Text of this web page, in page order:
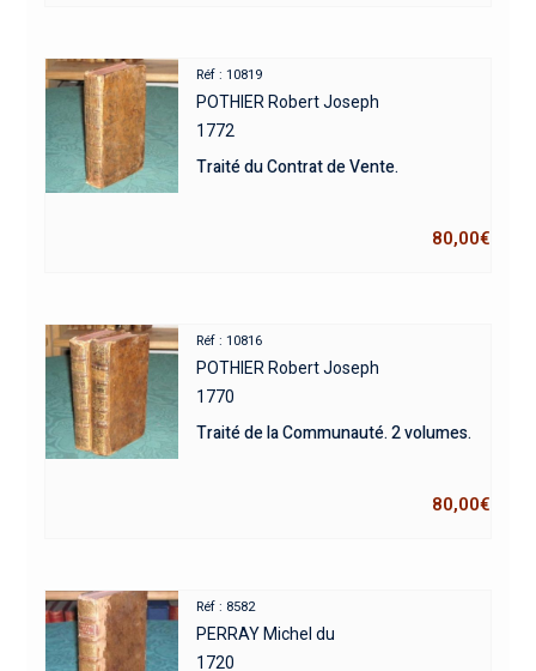
Réf : 10819
POTHIER Robert Joseph
1772
Traité du Contrat de Vente.
80,00€
Réf : 10816
POTHIER Robert Joseph
1770
Traité de la Communauté. 2 volumes.
80,00€
Réf : 8582
PERRAY Michel du
1720